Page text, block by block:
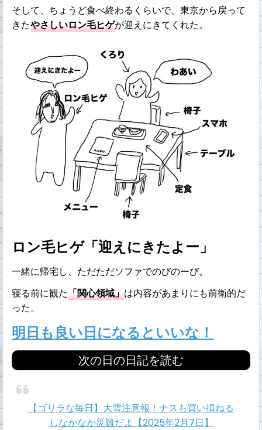
そして、ちょうど食べ終わるくらいで、東京から戻って
きたやさしいロン毛ヒゲが迎えにきてくれた。
ロン毛ヒゲ「迎えにきたよー」
一緒に帰宅し、ただただソファでのびのーび。
寝る前に観た「関心領域」は内容があまりにも前衛的だ
った。
明日も良い日になるといいな！
次の日の日記を読む
【ゴリラな毎日】大雪注意報！ナスも買い損ねる
しなかなか災難だよ【2025年2月7日】